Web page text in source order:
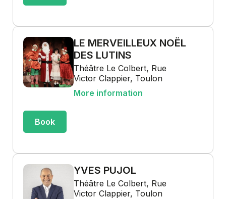
LE MERVEILLEUX NOËL
DES LUTINS
Théâtre Le Colbert, Rue
Victor Clappier, Toulon
More information
Book
YVES PUJOL
Théâtre Le Colbert, Rue
Victor Clappier, Toulon